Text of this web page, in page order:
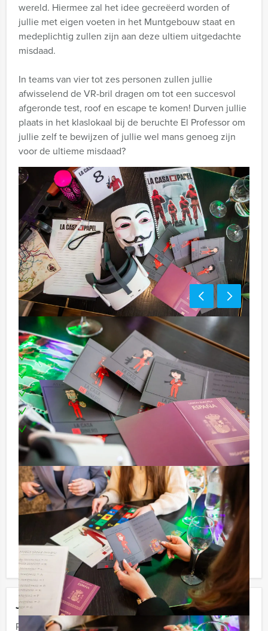
Jouw uitje
Prijs :
wereld. Hiermee zal het idee gecreëerd worden of
jullie met eigen voeten in het Muntgebouw staat en
medeplichtig zullen zijn aan deze ultiem uitgedachte
misdaad.
In teams van vier tot zes personen zullen jullie
afwisselend de VR-bril dragen om tot een succesvol
afgeronde test, roof en escape te komen! Durven jullie
plaats in het klaslokaal bij de beruchte El Professor om
jullie zelf te bewijzen of jullie wel mans genoeg zijn
voor de ultieme misdaad?
Inclusief:
Professionele begeleiding
Moderne VR-brillen
Uitgebreide lunch
Leuke prijs voor het winnende team
Te boeken op uw gewenste dag en tijdstip!
Bezorgkosten (meerprijs):
Urk € 100,- excl. BTW
Minder aantal personen?
Komen jullie niet aan het minimale aantal deelnemers
voor dit groepsuitje? Als je bereid bent voor het
minimale aantal te betalen, kan je ook gewoon voor
minder personen boeken.